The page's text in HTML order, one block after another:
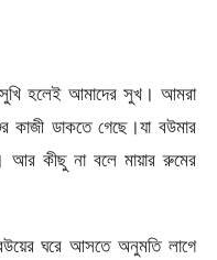
হলেই আমাদের সুখ। আমরা
ডাকতে গেছে।যা বউমার
আর কীছু না বলে মায়ার রুমের
ঘরে আসতে অনুমতি লাগে